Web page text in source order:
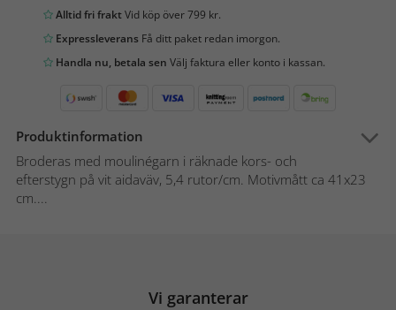
Alltid fri fraktVid köp över 799 kr.
Expressleverans Få ditt paket redan imorgon.
Handla nu, betala sen Välj faktura eller konto i kassan.
Produktinformation
Broderas med moulinégarn i räknade kors- och
efterstygn på vit aidaväv, 5,4 rutor/cm. Motivmått ca 41x23
cm....
Vi garanterar